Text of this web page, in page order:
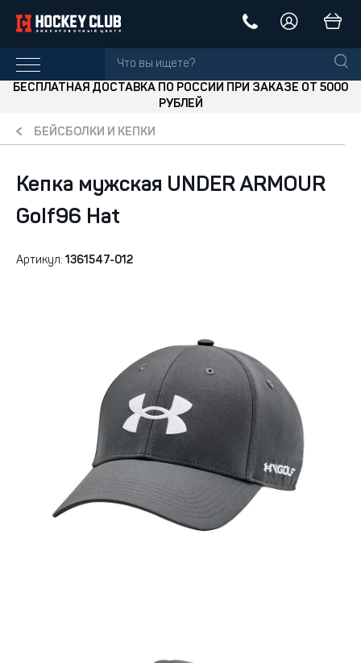
БЕСПЛАТНАЯ ДОСТАВКА ПО РОССИИ ПРИ ЗАКАЗЕ ОТ 5000
РУБЛЕЙ
БЕЙСБОЛКИ И КЕПКИ
Кепка мужская UNDER ARMOUR
Golf96 Hat
Артикул: 1361547-012